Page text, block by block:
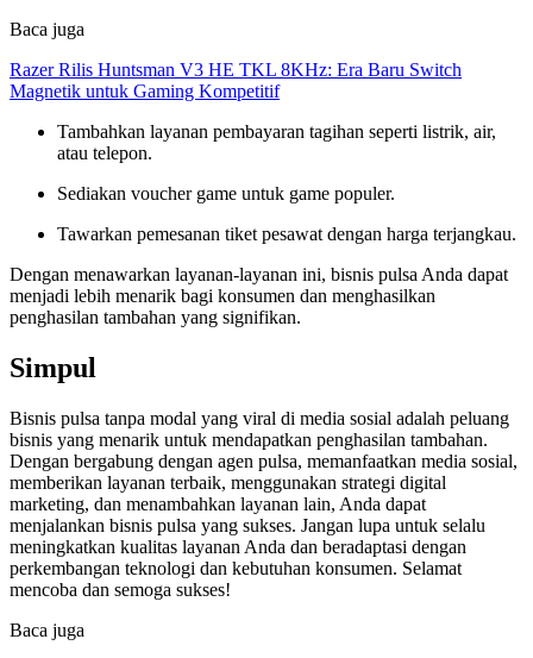
Baca juga
Razer Rilis Huntsman V3 HE TKL 8KHz: Era Baru Switch
Magnetik untuk Gaming Kompetitif
Tambahkan layanan pembayaran tagihan seperti listrik, air,
atau telepon.
Sediakan voucher game untuk game populer.
Tawarkan pemesanan tiket pesawat dengan harga terjangkau.
Dengan menawarkan layanan-layanan ini, bisnis pulsa Anda dapat
menjadi lebih menarik bagi konsumen dan menghasilkan
penghasilan tambahan yang signifikan.
Simpul
Bisnis pulsa tanpa modal yang viral di media sosial adalah peluang
bisnis yang menarik untuk mendapatkan penghasilan tambahan.
Dengan bergabung dengan agen pulsa, memanfaatkan media sosial,
memberikan layanan terbaik, menggunakan strategi digital
marketing, dan menambahkan layanan lain, Anda dapat
menjalankan bisnis pulsa yang sukses. Jangan lupa untuk selalu
meningkatkan kualitas layanan Anda dan beradaptasi dengan
perkembangan teknologi dan kebutuhan konsumen. Selamat
mencoba dan semoga sukses!
Baca juga